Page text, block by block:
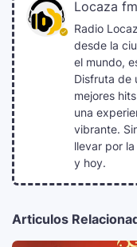
Locaza fm
Radio
desde la
el mundo,
Disfruta de
mejores
una
vibrante.
llevar por
y hoy.
Articulos